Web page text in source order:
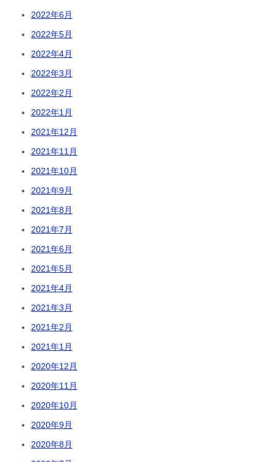
2022年6月
2022年5月
2022年4月
2022年3月
2022年2月
2022年1月
2021年12月
2021年11月
2021年10月
2021年9月
2021年8月
2021年7月
2021年6月
2021年5月
2021年4月
2021年3月
2021年2月
2021年1月
2020年12月
2020年11月
2020年10月
2020年9月
2020年8月